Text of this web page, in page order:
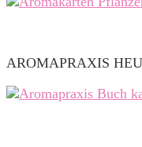
AROMAPRAXIS